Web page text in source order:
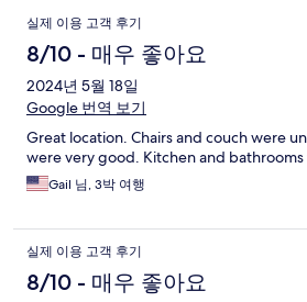
이
용
후
기
실제 이용 고객 후기
8/10 - 매우 좋아요
2024년 5월 18일
Google 번역 보기
Great location. Chairs and couch were
were very good. Kitchen and
Gail 님, 3박 여행
실제 이용 고객 후기
8/10 - 매우 좋아요